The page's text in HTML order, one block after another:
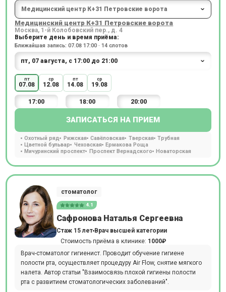
Медицинский центр К+31 Петровские ворота
Москва, 1-й Колобовский пер., д. 4
Выберите день и время приёма:
Ближайшая запись: 07.08 17:00 · 14 слотов
пт
07.08
ср
12.08
пт
14.08
ср
19.08
17:00 18:00 20:00
ЗАПИСАТЬСЯ НА ПРИЕМ
Охотный ряд Рижская Савёловская Тверская
Трубная
Цветной бульвар
Чеховская
Ермакова Роща
Мичуринский проспект
Проспект Вернадского Новаторская
стоматолог
4.1
Сафронова Наталья Сергеевна
Стаж 15 лет Врач высшей категории
Стоимость приёма в клинике: 1000₽
Врач-стоматолог гигиенист. Проводит обучение гигиене
полости рта, осуществляет процедуру Air Flow, снятие мягкого
налета. Автор статьи "Взаимосвязь плохой гигиены полости
рта с развитием стоматологических заболеваний".